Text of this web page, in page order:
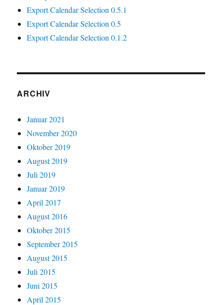
Export Calendar Selection 0.5.1
Export Calendar Selection 0.5
Export Calendar Selection 0.1.2
ARCHIV
Januar 2021
November 2020
Oktober 2019
August 2019
Juli 2019
Januar 2019
April 2017
August 2016
Oktober 2015
September 2015
August 2015
Juli 2015
Juni 2015
April 2015